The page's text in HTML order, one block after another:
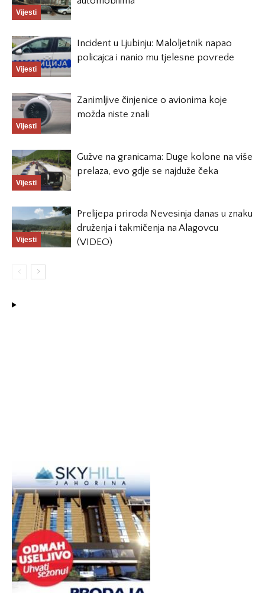
Vijesti
Vijesti
Incident u Ljubinju: Maloljetnik napao
policajca i nanio mu tjelesne povrede
Vijesti
Zanimljive činjenice o avionima koje
možda niste znali
Vijesti
Gužve na granicama: Duge kolone na više
prelaza, evo gdje se najduže čeka
Vijesti
Prelijepa priroda Nevesinja danas u znaku
druženja i takmičenja na Alagovcu
(VIDEO)